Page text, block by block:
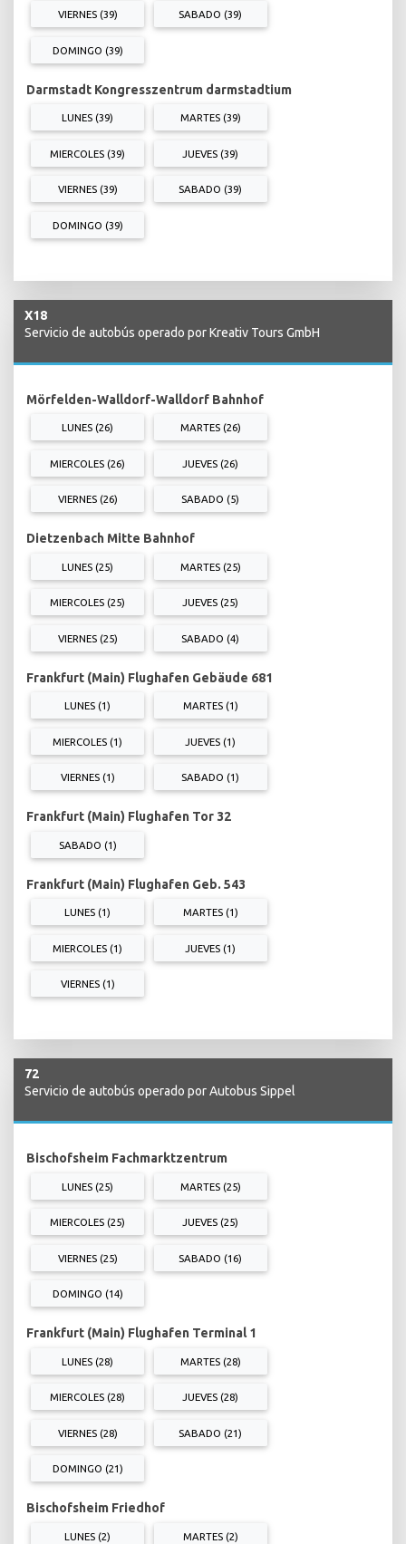
VIERNES (39) SABADO (39)
DOMINGO (39)
Darmstadt Kongresszentrum darmstadtium
LUNES (39) MARTES (39)
MIERCOLES (39) JUEVES (39)
VIERNES (39) SABADO (39)
DOMINGO (39)
X18
Servicio de autobús operado por Kreativ Tours GmbH
Mörfelden-Walldorf-Walldorf Bahnhof
LUNES (26) MARTES (26)
MIERCOLES (26) JUEVES (26)
VIERNES (26) SABADO (5)
Dietzenbach Mitte Bahnhof
LUNES (25) MARTES (25)
MIERCOLES (25) JUEVES (25)
VIERNES (25) SABADO (4)
Frankfurt (Main) Flughafen Gebäude 681
LUNES (1) MARTES (1)
MIERCOLES (1) JUEVES (1)
VIERNES (1) SABADO (1)
Frankfurt (Main) Flughafen Tor 32
SABADO (1)
Frankfurt (Main) Flughafen Geb. 543
LUNES (1) MARTES (1)
MIERCOLES (1) JUEVES (1)
VIERNES (1)
72
Servicio de autobús operado por Autobus Sippel
Bischofsheim Fachmarktzentrum
LUNES (25) MARTES (25)
MIERCOLES (25) JUEVES (25)
VIERNES (25) SABADO (16)
DOMINGO (14)
Frankfurt (Main) Flughafen Terminal 1
LUNES (28) MARTES (28)
MIERCOLES (28) JUEVES (28)
VIERNES (28) SABADO (21)
DOMINGO (21)
Bischofsheim Friedhof
LUNES (2) MARTES (2)